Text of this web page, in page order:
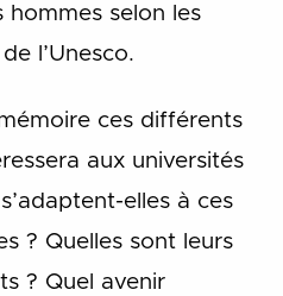
hommes selon les
l’Unesco.
ces différents
aux universités
elles à ces
? Quelles sont leurs
? Quel avenir